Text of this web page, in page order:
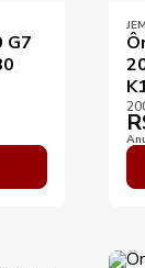
G7